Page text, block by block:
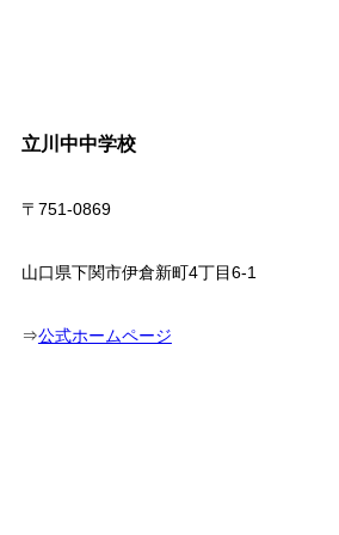
立川中中学校
〒751-0869
山口県下関市伊倉新町4丁目6-1
⇒公式ホームページ